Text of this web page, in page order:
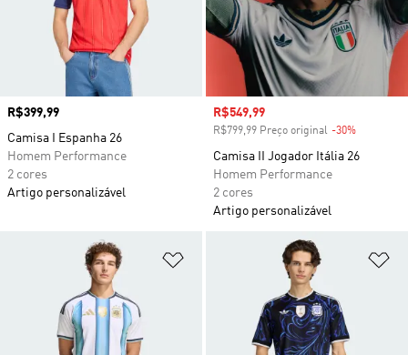
Preço
R$399,99
Camisa I Espanha 26
Homem Performance
2 cores
Artigo personalizável
Preço com desconto
R$549,99
R$799,99 Preço original -30%
Camisa II Jogador Itália 26
Homem Performance
2 cores
Artigo personalizável
Adicionar à Lista de Desejos